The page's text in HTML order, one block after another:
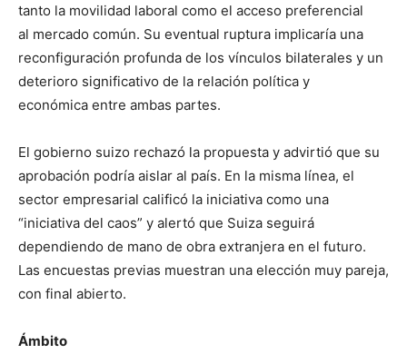
tanto la movilidad laboral como el acceso preferencial
al mercado común. Su eventual ruptura implicaría una
reconfiguración profunda de los vínculos bilaterales y un
deterioro significativo de la relación política y
económica entre ambas partes.
El gobierno suizo rechazó la propuesta y advirtió que su
aprobación podría aislar al país. En la misma línea, el
sector empresarial calificó la iniciativa como una
“iniciativa del caos” y alertó que Suiza seguirá
dependiendo de mano de obra extranjera en el futuro.
Las encuestas previas muestran una elección muy pareja,
con final abierto.
Ámbito